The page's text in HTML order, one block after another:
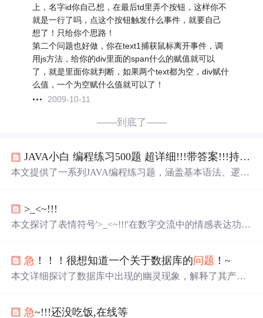
上，名字id你自己想，在最后td里弄个按钮，这样你不
就是一行了吗，点这个按钮触发什么事件，就要自己
想了！只给你个思路！
第二个问题也好做，你在text1捕获鼠标离开事件，调
用js方法，给你的div里面的span什么的赋值就可以
了，就是里面你就判断，如果两个text都为空，div赋什
么值，一个为空赋什么值就可以了！
2009-10-11
——到底了——
JAVA小白 编程练习500题 超详细!!!带答案!!!持续更新中~
本文提供了一系列JAVA编程练习题，涵盖基本语法、逻辑
>_<~!!!
本文探讨了表情符号'>_<~!!!'在数字交流中的情感表达功
其在人机交互界面设计与自然语言处理中的语义识别价
值。
急 ！！！很想知道一个关于数据库的问题 ！~
本文详细探讨了数据库中出现的幽灵现象，解释了其产生
急~!!!还没吃饭,在线等